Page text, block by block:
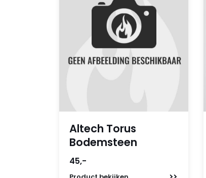
Altech Torus
Bodemsteen
45,-